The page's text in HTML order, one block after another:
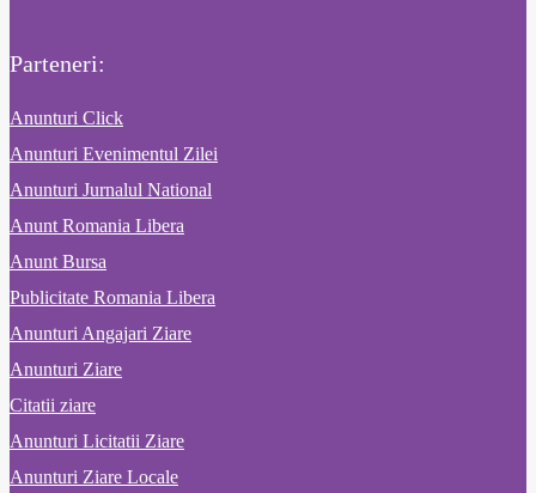
Parteneri:
Anunturi Click
Anunturi Evenimentul Zilei
Anunturi Jurnalul National
Anunt Romania Libera
Anunt Bursa
Publicitate Romania Libera
Anunturi Angajari Ziare
Anunturi Ziare
Citatii ziare
Anunturi Licitatii Ziare
Anunturi Ziare Locale